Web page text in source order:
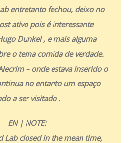
entretanto fechou, deixo no
ativo pois é interessante
Dunkel , e mais alguma
o tema comida de verdade.
– onde estava inserido o
no entanto um espaço
a ser visitado .
EN | NOTE:
Lab closed in the mean time,